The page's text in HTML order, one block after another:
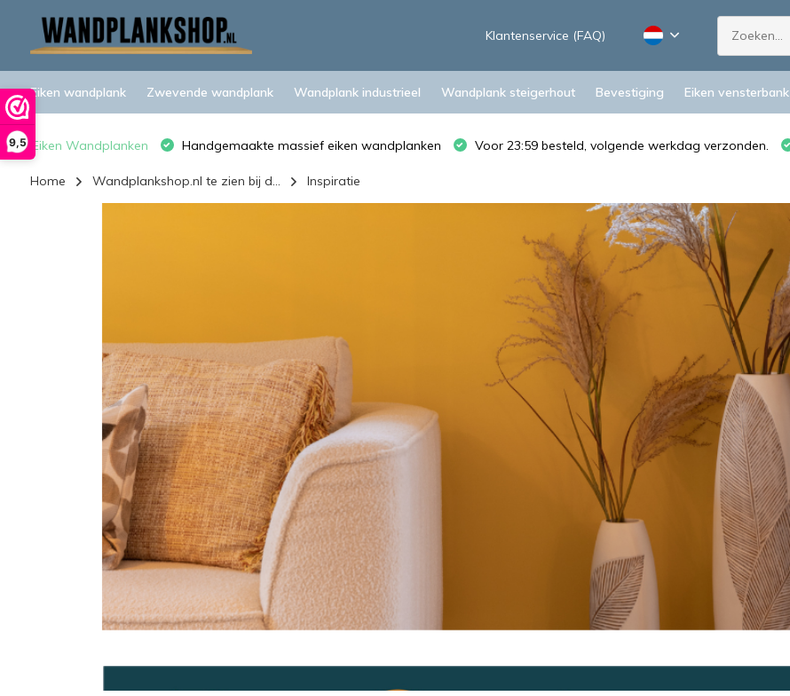
9,5
Klantenservice (FAQ)
Eiken wandplank Zwevende wandplank Wandplank industrieel Wandplank steigerhout Bevestiging Eiken vensterbank
Eiken Wandplanken Handgemaakte massief eiken wandplanken Voor 23:59 besteld, volgende werkdag verzonden.
Home Wandplankshop.nl te zien bij d... Inspiratie